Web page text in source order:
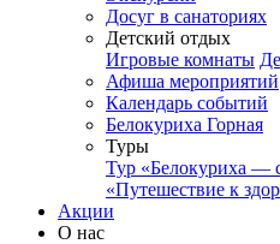
Досуг в санаториях
Детский отдых
Игровые комнаты
Афиша мероприятий
Календарь событий
Белокуриха Горная
Туры
Тур «Белокуриха —
«Путешествие к
Акции
О нас